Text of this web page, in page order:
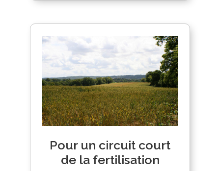
Pour un circuit court
de la fertilisation